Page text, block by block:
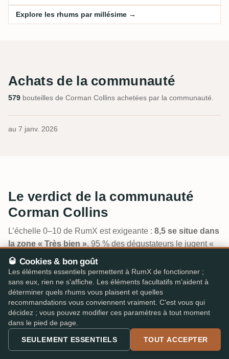
Explore les rhums par millésime →
Achats de la communauté
579 bouteilles de Corman Collins achetées par la communauté.
au 7 janv. 2026
Le verdict de la communauté
Corman Collins
L’échelle 0–10 de RumX est exigeante : 8,5 se situe dans
la zone « Très bien ». 95 % des dégustateurs le jugent «
Bon » ou mieux, seulement 0 % en dessous de la
moyenne.Voir le guide complet →
🥃 Cookies & bon goût
Les éléments essentiels permettent à RumX de fonctionner ;
sans eux, rien ne s'affiche. Les éléments facultatifs m'aident à
déterminer quels rhums vous plaisent et quelles
recommandations vous conviennent vraiment. C'est vous qui
décidez ; vous pouvez modifier ces paramètres à tout moment
dans le pied de page.
SEULEMENT ESSENTIELS TOUT ACCEPTER